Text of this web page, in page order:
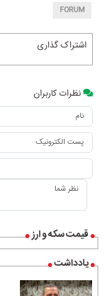
قیمت سکه و ارز
یادداشت
FORUM
اشتراک گذاری
نظرات کاربران